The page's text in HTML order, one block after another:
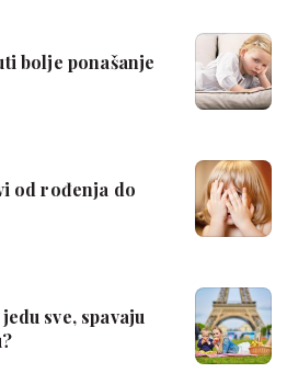
bolje ponašanje
od rođenja do
sve, spavaju